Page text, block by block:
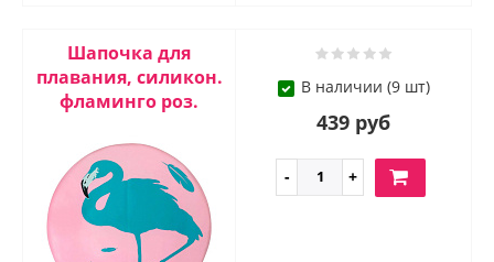
Шапочка для
плавания, силикон.
фламинго роз.
В наличии (9 шт)
439 руб